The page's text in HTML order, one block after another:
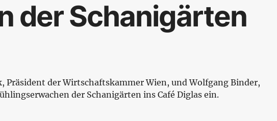
der Schanigärten
Präsident der Wirtschaftskammer Wien, und Wolfgang Binder,
der Schanigärten ins Café Diglas ein.